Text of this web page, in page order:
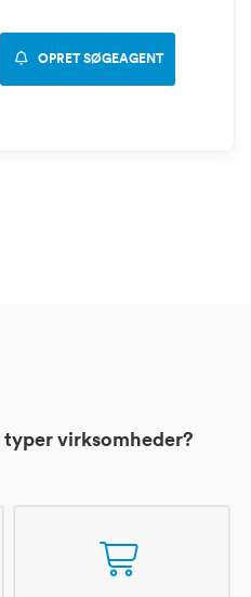
OPRET SØGEAGENT
virksomheder?